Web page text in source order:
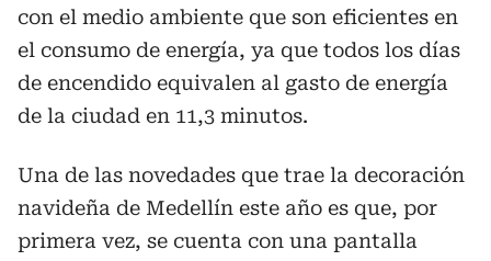
con el medio ambiente que son eficientes en
el consumo de energía, ya que todos los días
de encendido equivalen al gasto de energía
de la ciudad en 11,3 minutos.
Una de las novedades que trae la decoración
navideña de Medellín este año es que, por
primera vez, se cuenta con una pantalla